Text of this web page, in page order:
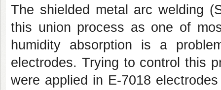
The shielded metal arc welding
this union process as one of
humidity absorption is a
electrodes. Trying to control this
were applied in E-7018